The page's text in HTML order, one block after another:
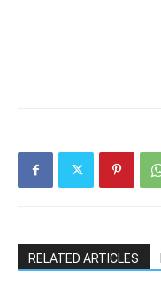
RELATED ARTICLES